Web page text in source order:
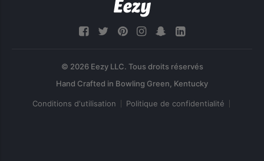
© 2026 Eezy LLC. Tous droits réservés
Conditions d'utilisation Politique de confidentialité